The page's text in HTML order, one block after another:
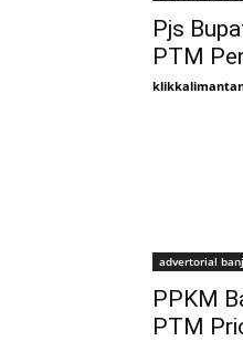
Pjs
PTM
advertorial
PPKM
PTM